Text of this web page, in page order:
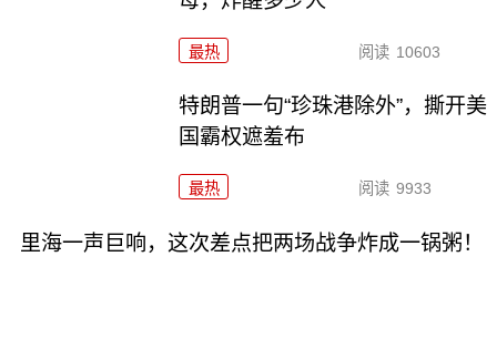
最热 阅读 10603
特朗普一句“珍珠港除外”，撕开美
国霸权遮羞布
最热 阅读 9933
里海一声巨响，这次差点把两场战争炸成一锅粥！